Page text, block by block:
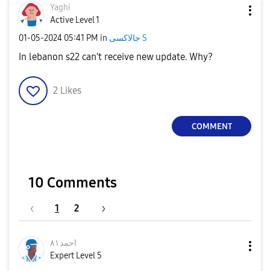
Yaghi
Active Level 1
‎01-05-2024 05:41 PM in جالاكسى S
In lebanon s22 can't receive new update. Why?
2 Likes
COMMENT
10 Comments
1 2
احمد٨١
Expert Level 5